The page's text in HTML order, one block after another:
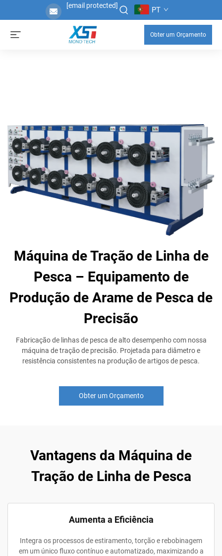
[email protected] PT
Obter um Orçamento
Máquina de Tração de Linha de
Pesca – Equipamento de
Produção de Arame de Pesca de
Precisão
Fabricação de linhas de pesca de alto desempenho com nossa
máquina de tração de precisão. Projetada para diâmetro e
resistência consistentes na produção de artigos de pesca.
Obter um Orçamento
Vantagens da Máquina de
Tração de Linha de Pesca
Aumenta a Eficiência
Integra os processos de estiramento, torção e rebobinagem
em um único fluxo contínuo e automatizado, maximizando a